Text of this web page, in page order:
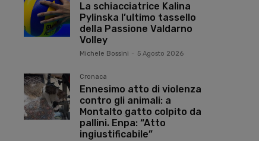
La schiacciatrice Kalina
Pylinska l’ultimo tassello
della Passione Valdarno
Volley
Michele Bossini 5 Agosto 2026
Cronaca
Ennesimo atto di violenza
contro gli animali: a
Montalto gatto colpito da
pallini. Enpa: “Atto
ingiustificabile”